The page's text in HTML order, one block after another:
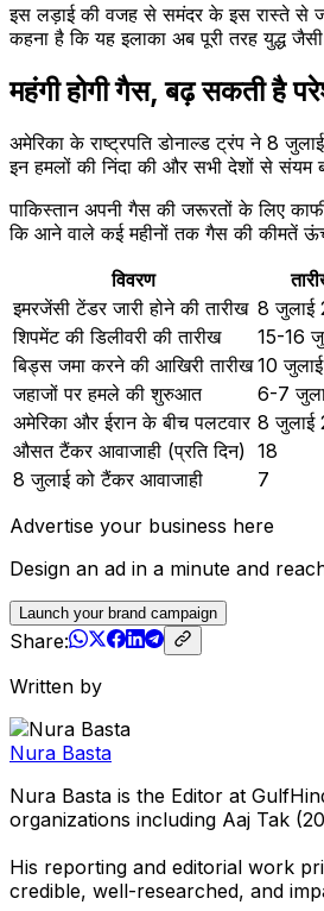
इस लड़ाई की वजह से समंदर के इस रास्ते से
कहना है कि यह इलाका अब पूरी तरह युद्ध
महंगी होगी गैस, बढ़ सकती है
अमेरिका के राष्ट्रपति डोनाल्ड ट्रंप ने 8
इन हमलों की निंदा की और सभी देशों से संयम
पाकिस्तान अपनी गैस की जरूरतों के लिए
कि आने वाले कई महीनों तक गैस की कीमतें
विवरण
इमरजेंसी टेंडर जारी होने की तारीख 8 जुलाई
शिपमेंट की डिलीवरी की तारीख
15-16
बिड्स जमा करने की आखिरी तारीख 10
जहाजों पर हमले की शुरुआत
6-7
अमेरिका और ईरान के बीच पलटवार 8 जुलाई
औसत टैंकर आवाजाही (प्रति दिन) 18
8 जुलाई को टैंकर आवाजाही
7
Advertise your business here
Design an ad in a minute and
Launch your brand campaign
Share:
Written by
Nura Basta
Nura Basta is the Editor at
organizations including Aaj Tak
His reporting and editorial work
credible, well-researched, and